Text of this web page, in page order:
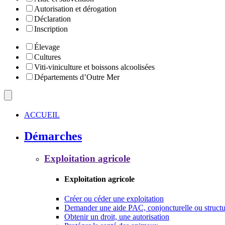
Autorisation et dérogation
Déclaration
Inscription
Élevage
Cultures
Viti-viniculture et boissons alcoolisées
Départements d’Outre Mer
ACCUEIL
Démarches
Exploitation agricole
Exploitation agricole
Créer ou céder une exploitation
Demander une aide PAC, conjoncturelle ou
Obtenir un droit, une autorisation